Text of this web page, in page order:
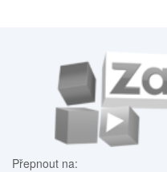
Přepnout na: